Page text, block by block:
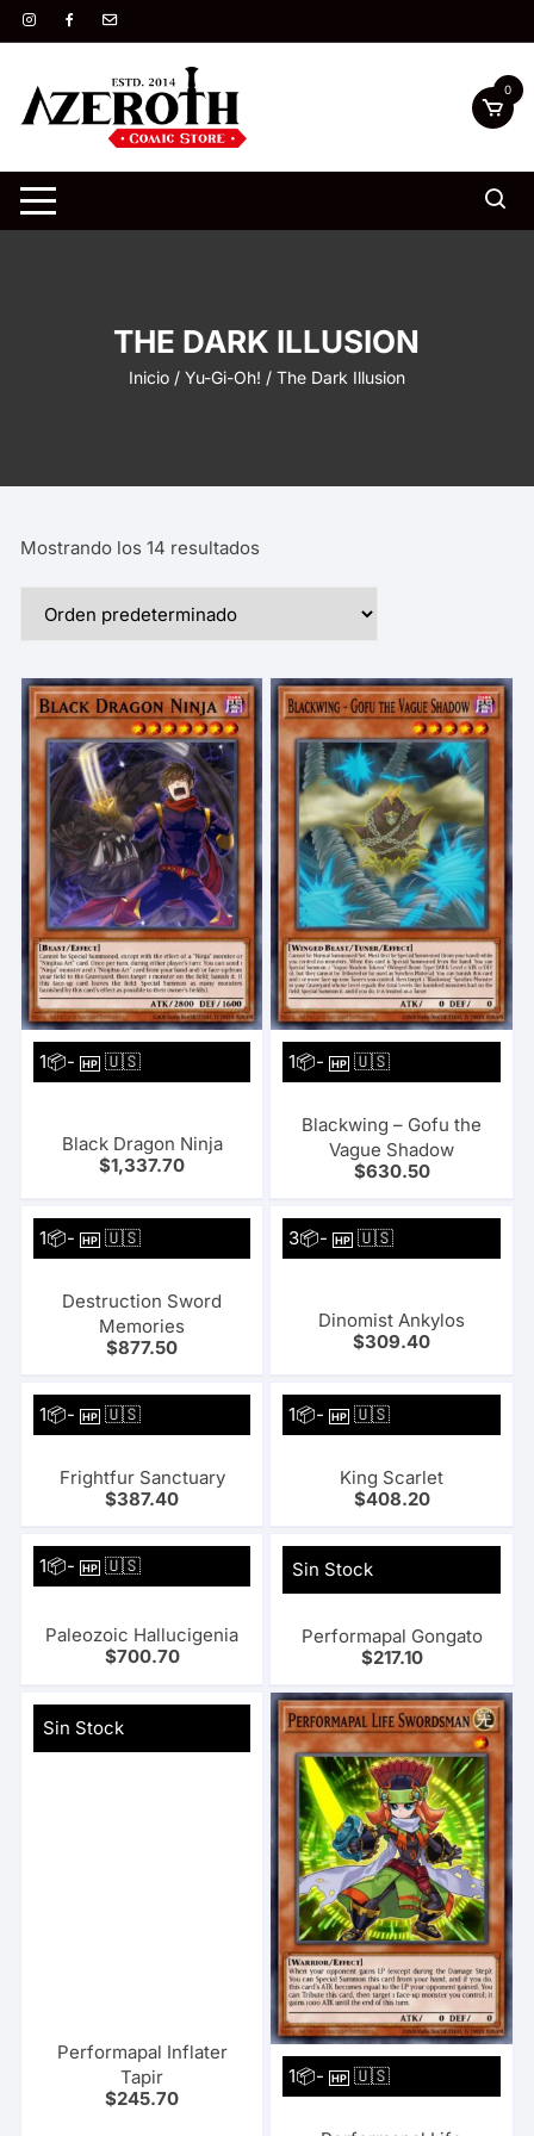
Saltar
al
0
THE DARK ILLUSION
Inicio/ Yu-Gi-Oh! / The Dark Illusion
Mostrando los 14 resultados
1📦-HP 🇺🇸
Black Dragon Ninja
$1,337.70
1📦-HP 🇺🇸
Blackwing – Gofu the
Vague Shadow
$630.50
1📦-HP 🇺🇸
Destruction Sword
Memories
$877.50
3📦-HP 🇺🇸
Dinomist Ankylos
$309.40
1📦-HP 🇺🇸
Frightfur Sanctuary
$387.40
1📦-HP 🇺🇸
King Scarlet
$408.20
1📦-HP 🇺🇸
Paleozoic Hallucigenia
$700.70
Sin Stock
Performapal Gongato
$217.10
Sin Stock
Performapal Inflater
Tapir
$245.70
1📦-HP 🇺🇸